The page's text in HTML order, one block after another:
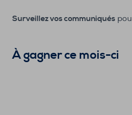
Surveillez vos communiqués
À gagner ce mois-ci